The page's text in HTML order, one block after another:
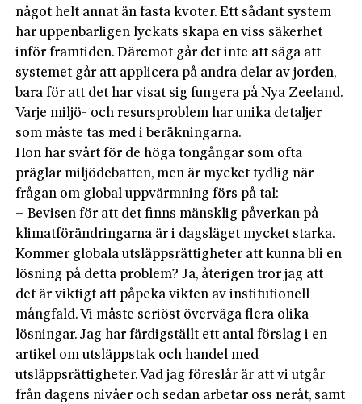
något helt annat än fasta kvoter. Ett sådant system
har uppenbarligen lyckats skapa en viss säkerhet
inför framtiden. Däremot går det inte att säga att
systemet går att applicera på andra delar av jorden,
bara för att det har visat sig fungera på Nya Zeeland.
Varje miljö- och resursproblem har unika detaljer
som måste tas med i beräkningarna.
Hon har svårt för de höga tongångar som ofta
präglar miljödebatten, men är mycket tydlig när
frågan om global uppvärmning förs på tal:
– Bevisen för att det finns mänsklig påverkan på
klimatförändringarna är i dagsläget mycket starka.
Kommer globala utsläppsrättigheter att kunna bli en
lösning på detta problem? Ja, återigen tror jag att
det är viktigt att påpeka vikten av institutionell
mångfald. Vi måste seriöst överväga flera olika
lösningar. Jag har färdigställt ett antal förslag i en
artikel om utsläppstak och handel med
utsläppsrättigheter. Vad jag föreslår är att vi utgår
från dagens nivåer och sedan arbetar oss neråt, samt